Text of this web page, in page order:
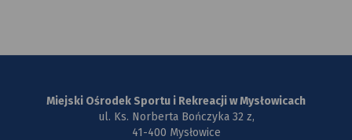
Miejski Ośrodek Sportu i Rekreacji w Mysłowicach
ul. Ks. Norberta Bończyka 32 z,
41-400 Mysłowice